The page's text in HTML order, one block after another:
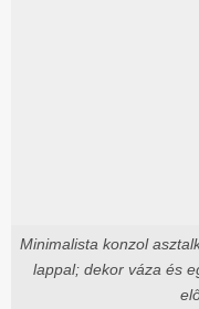
Minimalista konzol
lappal; dekor váza és